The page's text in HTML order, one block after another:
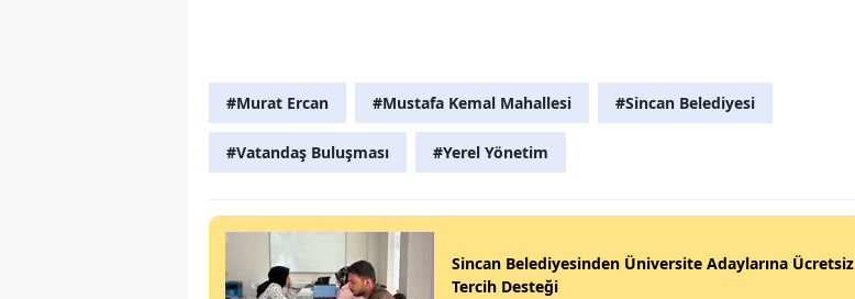
#Murat Ercan #Mustafa Kemal Mahallesi #Sincan Belediyesi
#Vatandaş Buluşması #Yerel Yönetim
Sincan Belediyesinden Üniversite Adaylarına Ücretsiz
Tercih Desteği